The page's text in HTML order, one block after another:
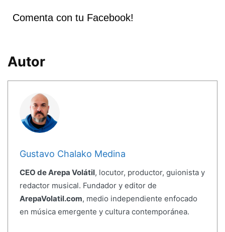
Comenta con tu Facebook!
Autor
Gustavo Chalako Medina
CEO de Arepa Volátil, locutor, productor, guionista y
redactor musical. Fundador y editor de
ArepaVolatil.com, medio independiente enfocado
en música emergente y cultura contemporánea.